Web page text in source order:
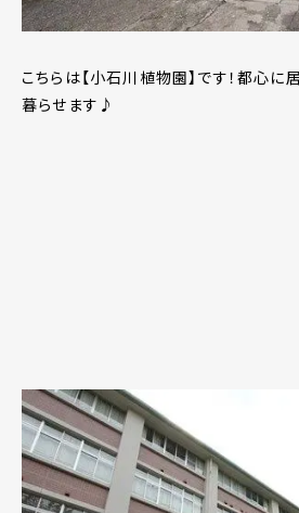
こちらは【小石川植物園】です！都心
暮らせます♪